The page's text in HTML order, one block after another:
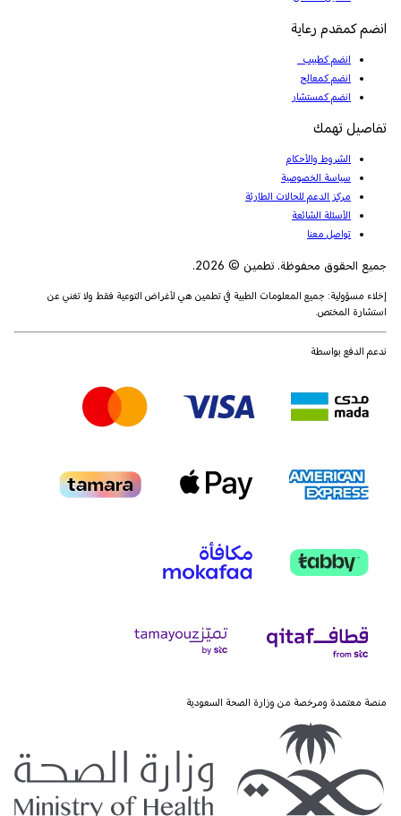
انضم كمقدم رعاية
انضم كطبيب
انضم كمعالج
انضم كمستشار
تفاصيل تهمك
الشروط والأحكام
سياسة الخصوصية
مركز الدعم للحالات الطارئة
الأسئلة الشائعة
تواصل معنا
جميع الحقوق محفوظة. تطمين © 2026.
إخلاء مسؤولية: جميع المعلومات الطبية في تطمين هي لأغراض التوعية فقط ولا تغني عن
استشارة المختص.
ندعم الدفع بواسطة
منصة معتمدة ومرخصة من وزارة الصحة السعودية